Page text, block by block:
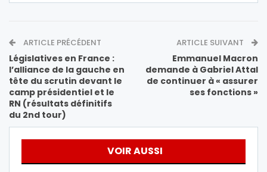
ARTICLE PRÉCÉDENT
Législatives en France :
l’alliance de la gauche en
tête du scrutin devant le
camp présidentiel et le
RN (résultats définitifs
du 2nd tour)
ARTICLE SUIVANT
Emmanuel Macron
demande à Gabriel Attal
de continuer à « assurer
ses fonctions »
VOIR AUSSI